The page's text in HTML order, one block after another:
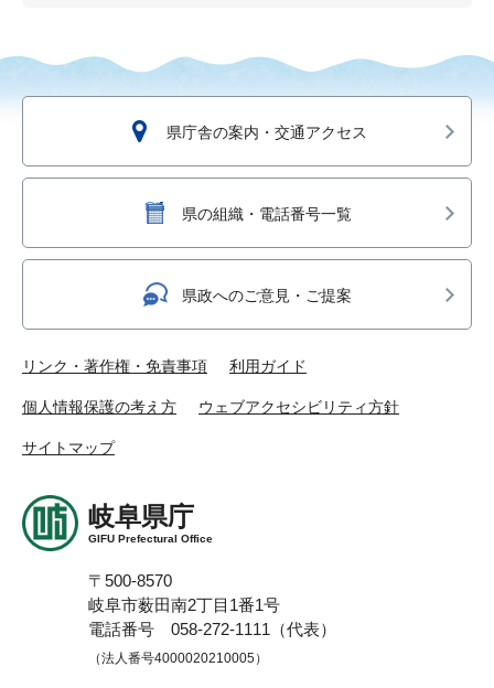
県庁舎の案内・交通アクセス
県の組織・電話番号一覧
県政へのご意見・ご提案
リンク・著作権・免責事項 利用ガイド
個人情報保護の考え方 ウェブアクセシビリティ方針
サイトマップ
岐阜県庁
GIFU Prefectural Office
〒500-8570
岐阜市薮田南2丁目1番1号
電話番号 058-272-1111（代表）
（法人番号4000020210005）